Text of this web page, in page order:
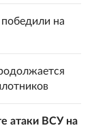
на
атаки ВСУ на